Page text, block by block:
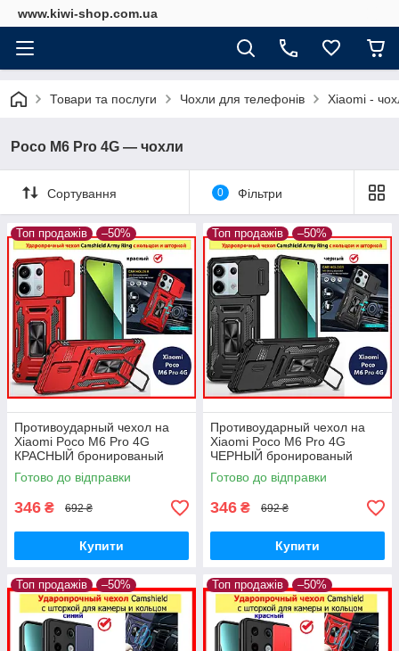
www.kiwi-shop.com.ua
Товари та послуги Чохли для телефонів Xiaomi -
Poco M6 Pro 4G — чохли
Сортування 0 Фільтри
Топ продажів –50%
Противоударный чехол на
Xiaomi Poco M6 Pro 4G
КРАСНЫЙ бронированый
чохол на телефон з
підставкою і шторкою
Готово до відправки
346 ₴ 692 ₴
Купити
Топ продажів –50%
Противоударный чехол на
Xiaomi Poco M6 Pro 4G
ЧЕРНЫЙ бронированый
чохол на телефон з
підставкою і шторкою
Готово до відправки
346 ₴ 692 ₴
Купити
Топ продажів –50% Топ продажів –50%